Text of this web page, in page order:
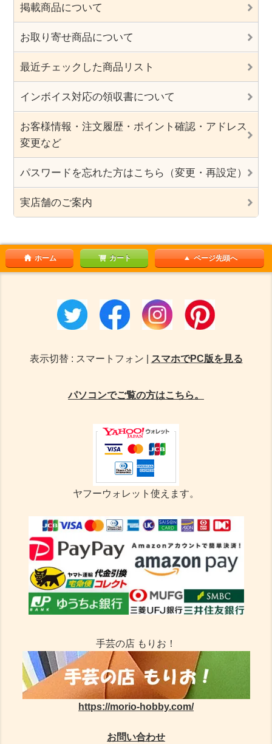
掲載商品について
お取り寄せ商品について
最近チェックした商品リスト
インボイス対応の領収書について
お客様情報・注文履歴・ポイント確認・アドレス
変更など
パスワードを忘れた方はこちら（変更・再設定）
実店舗のご案内
ホーム カート ページ先頭へ
表示切替 : スマートフォン | スマホでPC版を見る
パソコンでご覧の方はこちら。
ヤフーウォレット使えます。
手芸の店 もりお！
https://morio-hobby.com/
お問い合わせ